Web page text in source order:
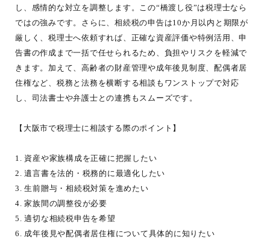
し、感情的な対立を調整します。この“橋渡し役”は税理士なら
ではの強みです。さらに、相続税の申告は10か月以内と期限が
厳しく、税理士へ依頼すれば、正確な資産評価や特例活用、申
告書の作成まで一括で任せられるため、負担やリスクを軽減で
きます。加えて、高齢者の財産管理や成年後見制度、配偶者居
住権など、税務と法務を横断する相談もワンストップで対応
し、司法書士や弁護士との連携もスムーズです。
【大阪市で税理士に相談する際のポイント】
1. 資産や家族構成を正確に把握したい
2. 遺言書を法的・税務的に最適化したい
3. 生前贈与・相続税対策を進めたい
4. 家族間の調整役が必要
5. 適切な相続税申告を希望
6. 成年後見や配偶者居住権について具体的に知りたい